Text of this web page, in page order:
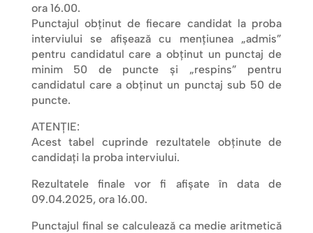
ora 16.00.
Punctajul obținut de fiecare candidat la proba
interviului se afișează cu mențiunea „admis”
pentru candidatul care a obținut un punctaj de
minim 50 de puncte și „respins” pentru
candidatul care a obținut un punctaj sub 50 de
puncte.
ATENȚIE:
Acest tabel cuprinde rezultatele obținute de
candidați la proba interviului.
Rezultatele finale vor fi afişate în data de
09.04.2025, ora 16.00.
Punctajul final se calculează ca medie aritmetică